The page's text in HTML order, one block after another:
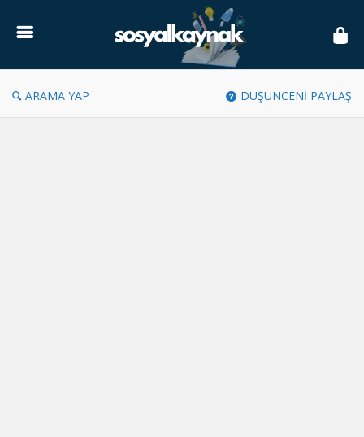
Kaynak
ARAMA YAP DÜŞÜNCENİ PAYLAŞ